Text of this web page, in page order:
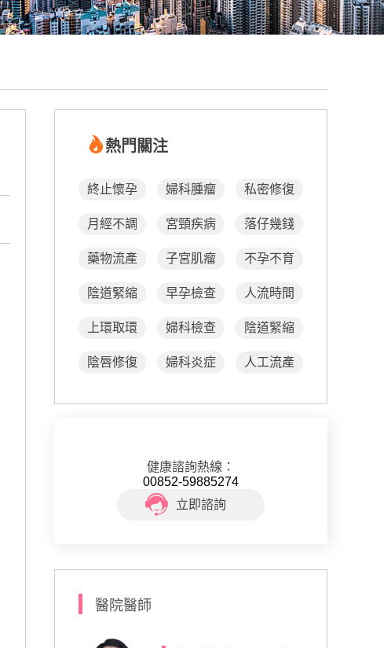
熱門關注
終止懷孕 婦科腫瘤 私密修復
月經不調 宮頸疾病 落仔幾錢
藥物流產 子宮肌瘤 不孕不育
陰道緊縮 早孕檢查 人流時間
上環取環 婦科檢查 陰道緊縮
陰唇修復 婦科炎症 人工流產
健康諮詢熱線：
00852-59885274
立即諮詢
醫院醫師